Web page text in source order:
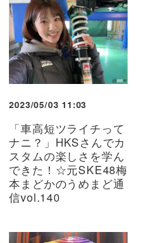
2023/05/03 11:03
「車高短ツライチって
ナニ？」HKSさんでカ
スタムの楽しさを学ん
できた！☆元SKE48梅
本まどかのうめまど通
信vol.140